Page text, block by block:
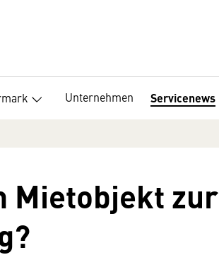
Unternehmen Servicenews
Mietobjekt zur